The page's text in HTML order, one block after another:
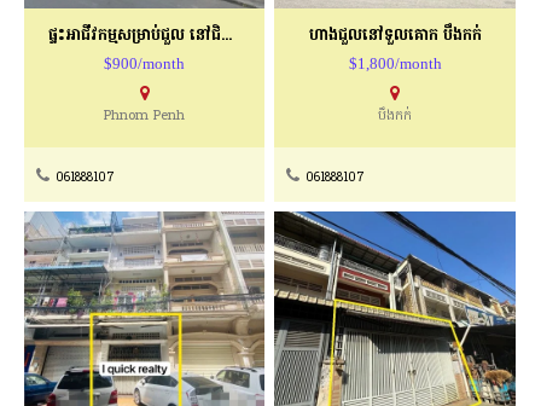
ផ្ទះអាជីវកម្មសម្រាប់ជួល នៅជិតNaga World
$900/month
Phnom Penh
061888107
ហាងជួលនៅទួលគោក បឹងកក់
$1,800/month
បឹងកក់
061888107